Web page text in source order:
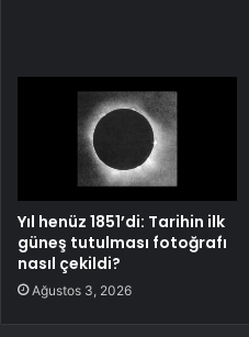
Yıl henüz 1851’di: Tarihin ilk
güneş tutulması fotoğrafı
nasıl çekildi?
Ağustos 3, 2026